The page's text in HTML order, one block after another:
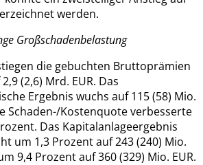
werden.
Großschadenbelastung
die gebuchten Bruttoprämien
(2,6) Mrd. EUR. Das
Ergebnis wuchs auf 115 (58) Mio.
Schaden-/Kostenquote verbesserte
Das Kapitalanlageergebnis
um 1,3 Prozent auf 243 (240) Mio.
9,4 Prozent auf 360 (329) Mio. EUR.